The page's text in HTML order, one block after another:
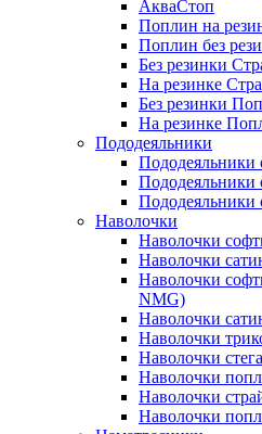
АкваСтоп
Поплин на
Поплин без
Без резинки
На резинке
Без резинки
На резинке
Пододеяльники
Пододеяльники
Пододеяльники
Пододеяльники
Наволочки
Наволочки
Наволочки
Наволочки
NMG)
Наволочки
Наволочки
Наволочки
Наволочки
Наволочки
Наволочки